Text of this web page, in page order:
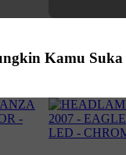
Kamu Suka